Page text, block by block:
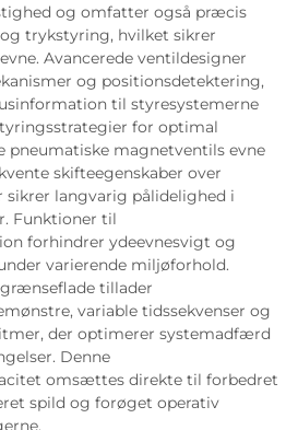
og omfatter også præcis
trykstyring, hvilket sikrer
Avancerede ventildesigner
og positionsdetektering,
til styresystemerne
for optimal
pneumatiske magnetventils evne
skifteegenskaber over
langvarig pålidelighed i
Funktioner til
forhindrer ydeevnesvigt og
varierende miljøforhold.
tillader
variable tidssekvenser og
der optimerer systemadfærd
Denne
omsættes direkte til forbedret
spild og forøget operativ